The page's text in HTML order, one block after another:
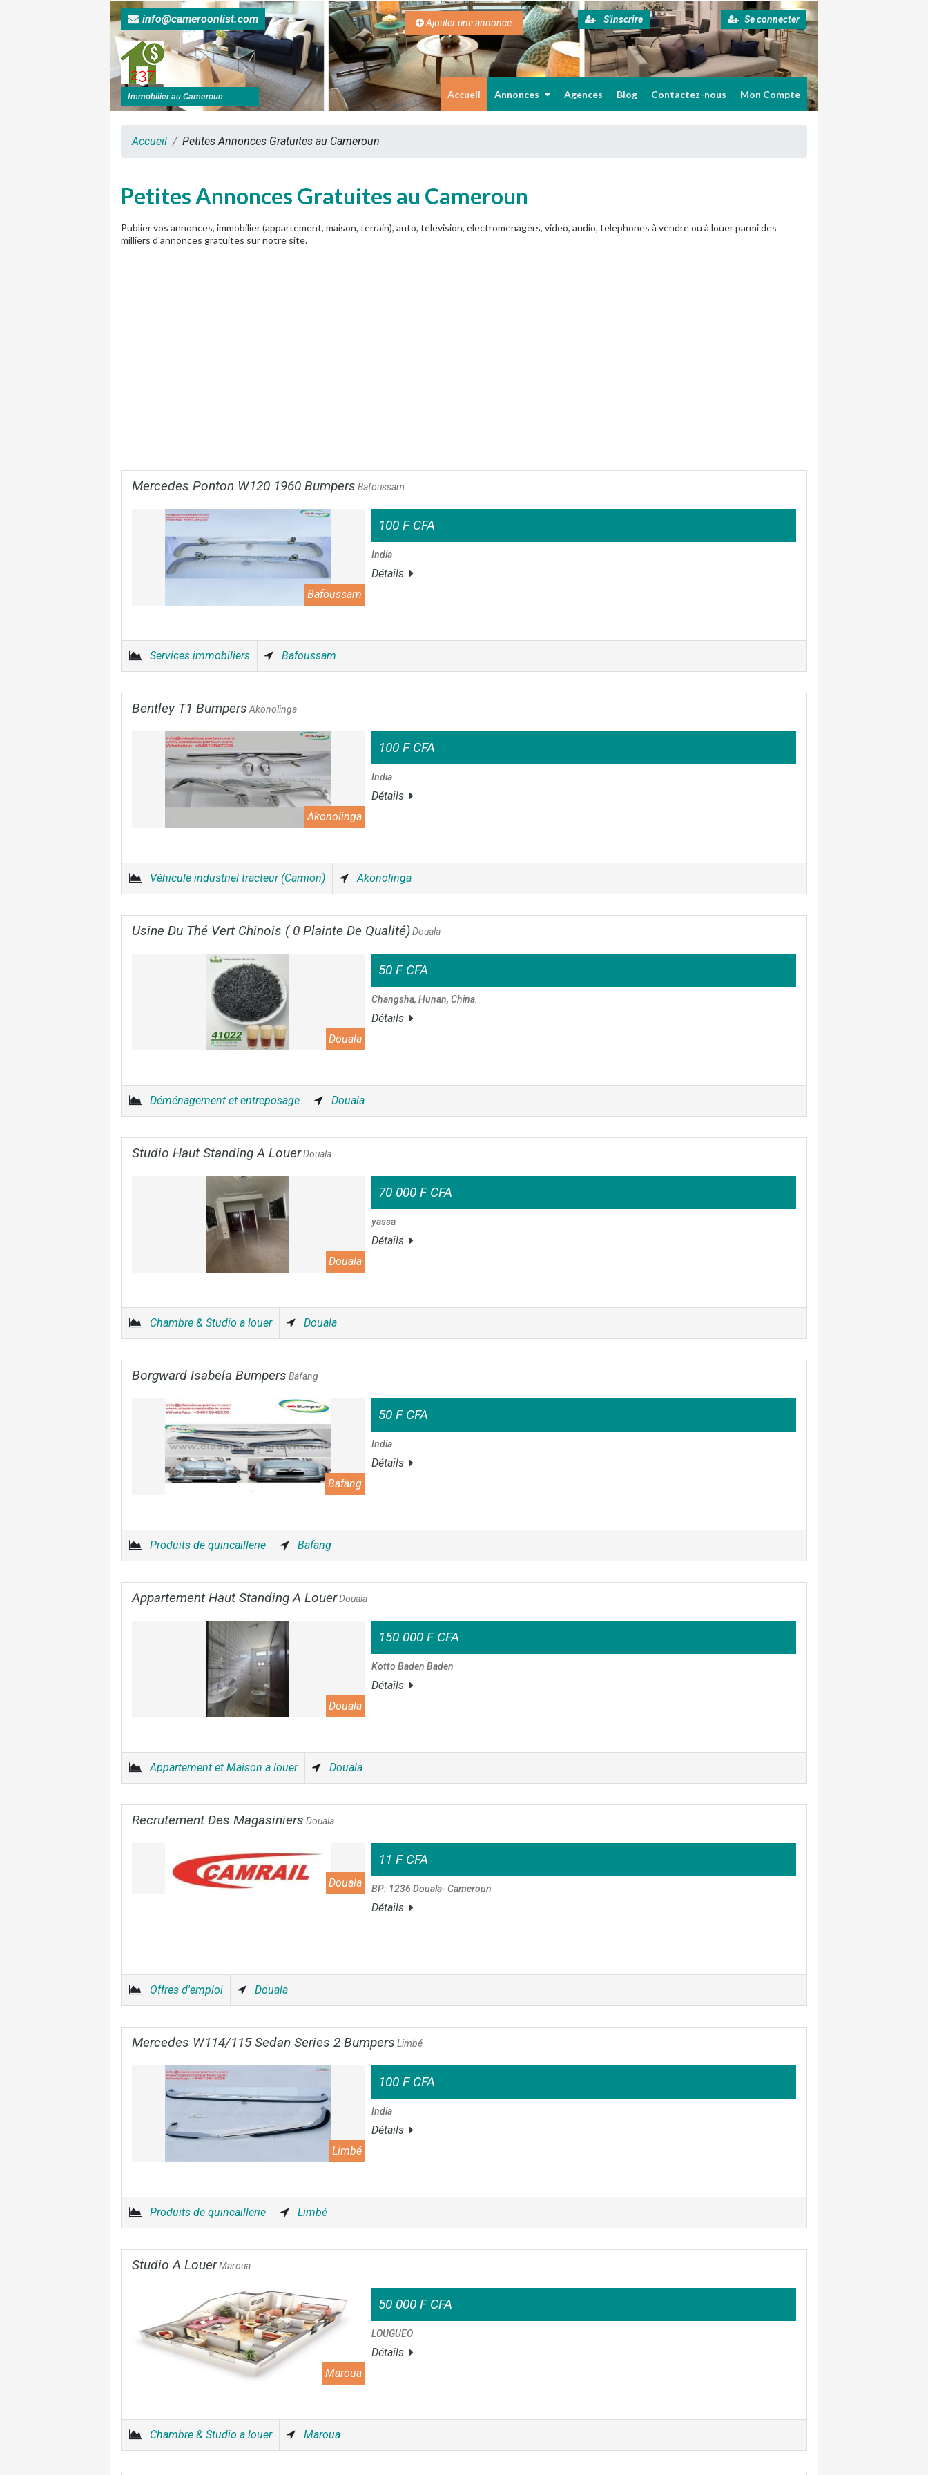
info@cameroonlist.com Ajouter une annonce S'inscrire Se connecter
Immobilier au Cameroun Accueil Annonces Agences Blog Contactez-nous Mon Compte
Accueil Petites Annonces Gratuites au Cameroun
Petites Annonces Gratuites au Cameroun
Publier vos annonces, immobilier (appartement, maison, terrain), auto, television, electromenagers, video, audio, telephones à vendre ou à louer parmi des
milliers d'annonces gratuites sur notre site.
Mercedes Ponton W120 1960 Bumpers Bafoussam
Bafoussam
100 F CFA
India
Détails
Services immobiliers Bafoussam
Bentley T1 Bumpers Akonolinga
Akonolinga
100 F CFA
India
Détails
Véhicule industriel tracteur (Camion) Akonolinga
Usine Du Thé Vert Chinois ( 0 Plainte De Qualité)Douala
Douala
50 F CFA
Changsha, Hunan, China.
Détails
Déménagement et entreposage Douala
Studio Haut Standing A LouerDouala
Douala
70 000 F CFA
yassa
Détails
Chambre & Studio a louer Douala
Borgward Isabela Bumpers Bafang
Bafang
50 F CFA
India
Détails
Produits de quincaillerie Bafang
Appartement Haut Standing A LouerDouala
Douala
150 000 F CFA
Kotto Baden Baden
Détails
Appartement et Maison a louer Douala
Recrutement Des Magasiniers Douala
Douala
11 F CFA
BP: 1236 Douala- Cameroun
Détails
Offres d'emploi Douala
Mercedes W114/115 Sedan Series 2 Bumpers Limbé
Limbé
100 F CFA
India
Détails
Produits de quincaillerie Limbé
Studio A LouerMaroua
Maroua
50 000 F CFA
LOUGUEO
Détails
Chambre & Studio a louer Maroua